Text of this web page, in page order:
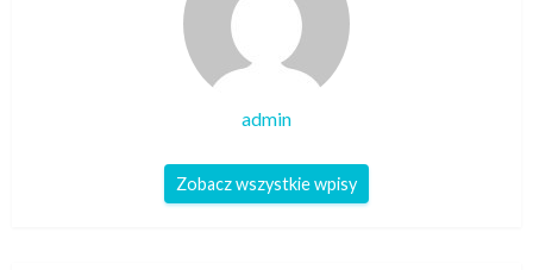
admin
Zobacz wszystkie wpisy